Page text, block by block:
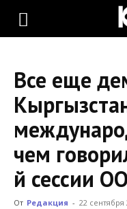
KLOOP.KG
Новости
Кыргызстана
Все еще
чем
й сессии
От Редакция - 22 сентября